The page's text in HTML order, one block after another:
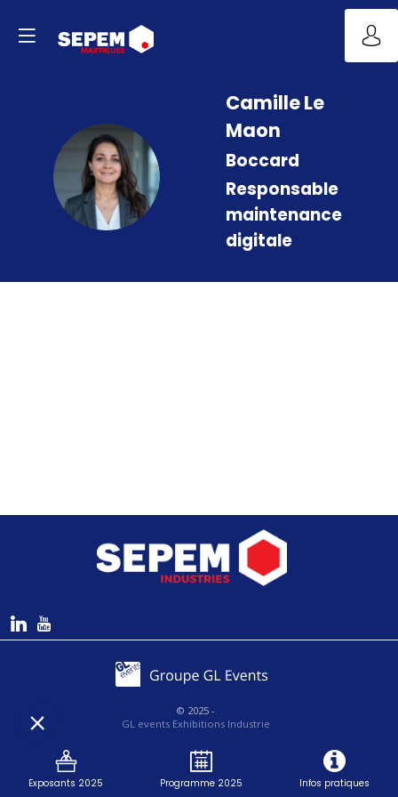
CLM
CamilleLe
Maon
Boccard
Responsable
maintenance
digitale
© 2025 -
GL events Exhibitions Industrie
SEPEM Industries
- Tous droits réservés -
Mentions légales
Exposants 2025 Programme 2025 Infos pratiques